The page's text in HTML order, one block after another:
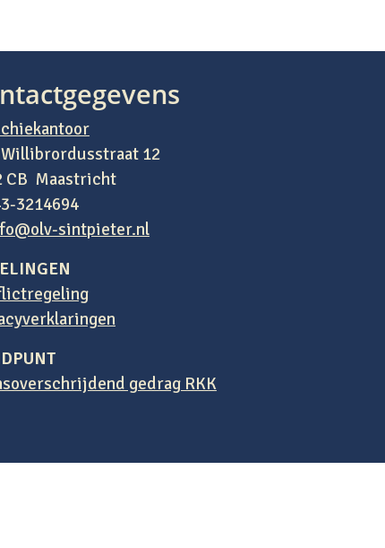
12
CB Maastricht
3214694
sintpieter.nl
gedrag RKK